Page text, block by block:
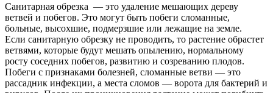
Санитарная обрезка — это удаление мешающих дереву
ветвей и побегов. Это могут быть побеги сломанные,
больные, высохшие, подмерзшие или лежащие на земле.
Если санитарную обрезку не проводить, то растение обрастет
ветвями, которые будут мешать опылению, нормальному
росту соседних побегов, развитию и созреванию плодов.
Побеги с признаками болезней, сломанные ветви — это
рассадник инфекции, а места сломов — ворота для бактерий и